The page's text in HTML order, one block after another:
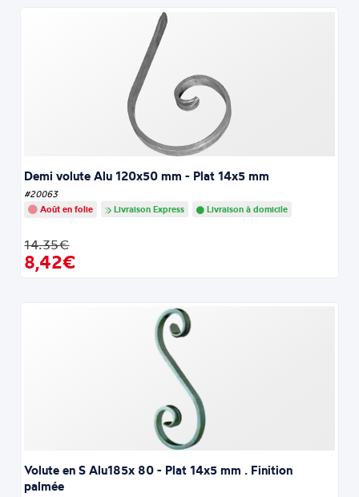
Demi volute Alu 120x50 mm - Plat 14x5 mm
#20063
Août en folie
Livraison Express Livraison à domicile
14.35€
8,42€
Volute en S Alu185x 80 - Plat 14x5 mm . Finition
palmée